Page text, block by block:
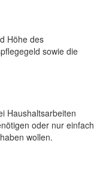
Höhe des
sowie die
Haushaltsarbeiten
oder nur einfach
wollen.